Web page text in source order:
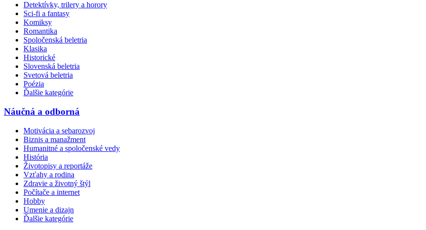
Detektívky, trilery a horory
Sci-fi a fantasy
Komiksy
Romantika
Spoločenská beletria
Klasika
Historické
Slovenská beletria
Svetová beletria
Poézia
Ďalšie kategórie
Náučná a odborná
Motivácia a sebarozvoj
Biznis a manažment
Humanitné a spoločenské vedy
História
Životopisy a reportáže
Vzťahy a rodina
Zdravie a životný štýl
Počítače a internet
Hobby
Umenie a dizajn
Ďalšie kategórie